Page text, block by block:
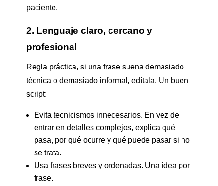
paciente.
2. Lenguaje claro, cercano y
profesional
Regla práctica, si una frase suena demasiado
técnica o demasiado informal, edítala. Un buen
script:
Evita tecnicismos innecesarios. En vez de
entrar en detalles complejos, explica qué
pasa, por qué ocurre y qué puede pasar si no
se trata.
Usa frases breves y ordenadas. Una idea por
frase.